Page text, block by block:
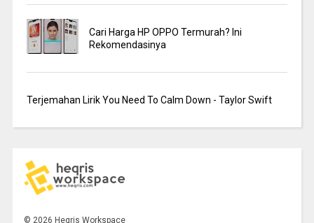
Cari Harga HP OPPO Termurah? Ini
Rekomendasinya
Terjemahan Lirik You Need To Calm Down - Taylor Swift
© 2026 Heqris Workspace